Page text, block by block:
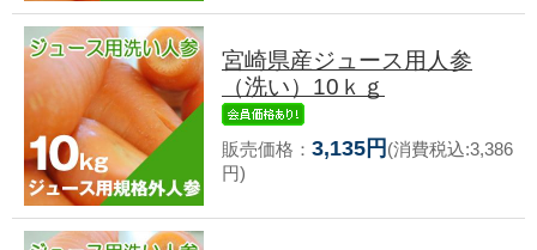
宮崎県産ジュース用人参
（洗い）10ｋｇ
販売価格： 3,135円 (消費税込:3,386
円)